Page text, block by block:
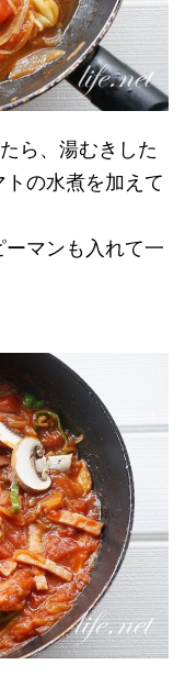
ら、湯むきした
の水煮を加えて
マンも入れて一